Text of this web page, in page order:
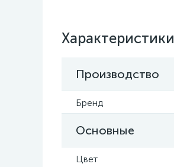
Характеристики
Производство
Бренд
Основные
Цвет